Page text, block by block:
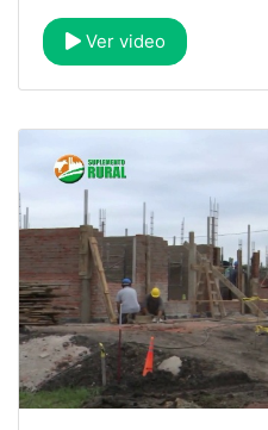
Ver video